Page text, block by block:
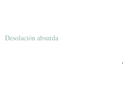
Desolación absurda
A Paul Minelly,
Je serai
aimable